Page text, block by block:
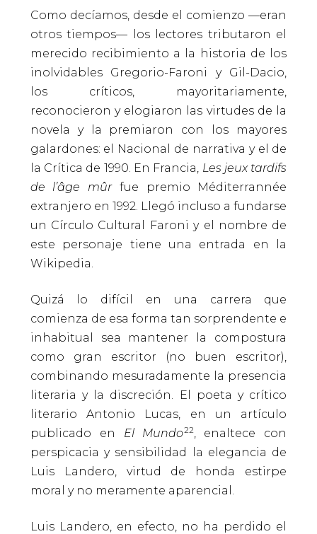
Como decíamos, desde el comienzo —eran
otros tiempos— los lectores tributaron el
merecido recibimiento a la historia de los
inolvidables Gregorio-Faroni y Gil-Dacio,
los críticos, mayoritariamente,
reconocieron y elogiaron las virtudes de la
novela y la premiaron con los mayores
galardones: el Nacional de narrativa y el de
la Crítica de 1990. En Francia, Les jeux tardifs
de l’âge mûrfue premio Méditerrannée
extranjero en 1992. Llegó incluso a fundarse
un Círculo Cultural Faroni y el nombre de
este personaje tiene una entrada en la
Wikipedia.
Quizá lo difícil en una carrera que
comienza de esa forma tan sorprendente e
inhabitual sea mantener la compostura
como gran escritor (no buen escritor),
combinando mesuradamente la presencia
literaria y la discreción. El poeta y crítico
literario Antonio Lucas, en un artículo
publicado en El Mundo22, enaltece con
perspicacia y sensibilidad la elegancia de
Luis Landero, virtud de honda estirpe
moral y no meramente aparencial.
Luis Landero, en efecto, no ha perdido el